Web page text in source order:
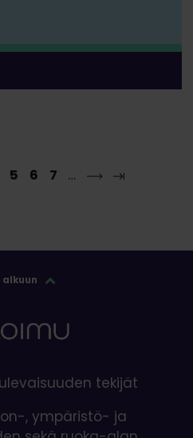
5 6 7 …
alkuun
tekijät
, ympäristö- ja